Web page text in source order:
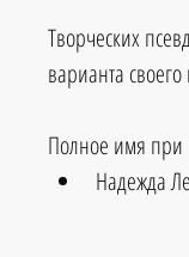
Творческих
варианта
Полное имя
Надежда